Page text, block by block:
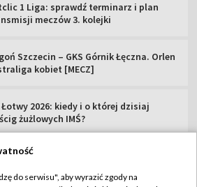
1 Liga: sprawdź terminarz i plan
meczów 3. kolejki
Szczecin – GKS Górnik Łęczna. Orlen
kobiet [MECZ]
Łotwy 2026: kiedy i o której dzisiaj
żużlowych IMŚ?
do serwisu", aby wyrazić zgody na